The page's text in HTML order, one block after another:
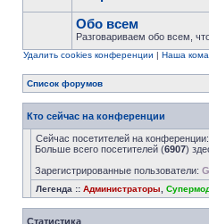
Обо всем
Разговариваем обо всем,
Удалить cookies конференции | Наша
Список форумов
Кто сейчас на конференции
Сейчас посетителей на конференции:
Больше всего посетителей (6907)
Зарегистрированные пользователи:
Легенда :: Администраторы
Статистика